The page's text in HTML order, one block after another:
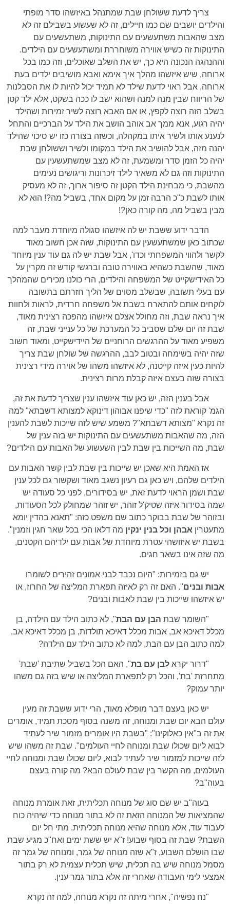
צריך לדעת ששולחן שבת שמתנהל באיזשהו סדר מופתי
והילדים יושבים שם כמו חיילים, זה לא שעשוע בשבילם זה לא
מצב שהאבות משתעשעים עם התינוקות, משתעשעים עם
התינוקות זה כשיש אווירה משוחררת ומשתעשעים עם הילדים.
וההנהגה הנכונה היא כך, יש את השלב שאוכלים, וזה כמו בכל
ארוחה, שיש איזשהו מהלך איך אימא ואבא מושיבים ילדים בעת
ארוחה, אבל ראוי לדעת שילד לא תמיד יכול להיות לו את הסבלנות
של הריווח שבין מנה למנה ושהוא ישב לו ככה בשקט, אלא ילד קטן
בשלב הזה רוצה לקפץ, או אם האבא רוצה לשיר זמירות ושהילד
יהיה רגוע, אנא ממך אב אוהב הושב את הילד על הברכיים והתחל
לנענע אותו ולשיר איתו במקהלה, וכשזה בצורה כזו יש סיכוי שהילד
יהנה מזה, אבל להושיב את הילד במקומו ולשיר וששולחן שבת
יהיה כל הזמן סדר ומשמעת, זה לא מצב שמשתעשעין עם
התינוקות וזה גם לא משאיר לילד זיכרונות וריגושים נעימים
מהשבת, כי מבחינת הילד הקטן זה סיפור ארוך, זה לא מעסיק
אותו לשבת כ"כ הרבה זמן על מקום אחד, בשביל מה?! הוא לא
מבין בשביל מה, מה קורה כאן?!
הדבר ידוע ששבת יש לה איזשהו סגולה מיוחדת מעבר למה
שכתוב כאן שמשתעשעין עם התינוקות, שזה אכן חשוב מאוד
לקשר ולהווי המשפחתי וכדו', אבל שבת יש לה גם עוד ענין מיוחד
מאוד, שהשבת כשהיא באווירה טובה וברגשי קודש זה מקרין על
כל האידישקייט של המשפחה והילדים, הרי כולנו מכירים שהמהלך
עם בעלי תשובה, שבשלב מסוים של הליך חזרתם בתשובה
לוקחים אותם להתארח בשבת אל משפחה חרדית, לראות ולחוות
איך נראה שבת, וזה מחולל אצלם איזשהו מהפכה רצינית מאוד,
שבת זה יום שלם שסביב כל המערכת של כל ענייני שבת, זה
משפיע מאוד על ההרגשים הרוחניים של היידישקייט, ומאוד חשוב
שזה יהיה בשימחה ובטוב לבב, ההרגשה של שולחן שבת צריך
להיות כעין איזה קייטנה, לא איזשהו משהו של אוירה מידי רצינית
בצורה שזה בעצם איזה קבלת מרות רצינית.
אבל בענין הזה, יש כאן עוד איזשהו ענין שצריך לדעת את זה,
הגמ' קוראת לזה "כדי שיפנו אבוהון דינוקא למצותא דשבתא" למה
זה נקרא "מצותא דשבתא"? משמע שיש לזה שייכות לשבת להענין
הזה, מה שהאבות משתעשעים עם התינוקות יש בזה ענין של
שבת, מה השייכות בין שבת לבין השעשוע של האבות עם הילדים?
אז האמת היא שאכן יש שייכות בין שבת לבין קשר האבות עם
הילדים שלהם, ויש כאן גם רעיון נשגב מאוד ושקשור גם לכל ענין
שבת ושמן הראוי לדעת זאת, יש בסידורים, לפני כל סעודה יש
שמה בסידור איזה שטיק'ל זוהר, יש זוהר שמחולק לכל הסעודות,
ובזוהר של שבת בבוקר כתוב שם משפט כזה: "תאנא בהדין יומא
מתעטרין אבהן וכל בנין ינקין מה דלאו הכי בכל שאר חגין וזמנין".
בשבת יש איזושהי עטרת מיוחדת של אבות עם ילדיהם הקטנים,
מה שזה אינו בשאר חגים.
יש גם בזמירות: "היום נכבד לבני אמונים זהירים לשומרו
אבות ובנים". האם זה רק לאיזה תפארת המליצה של החרוז, או
יש איזשהו שייכות בין שבת לאבות ובנים?
"השומר שבת הבן עם הבת", לא כתוב הילד עם הילדה, בן
מכלל דאיכא אב, אבות מכלל דאיכא תולדות, בן מכלל דאיכא אב,
למה כתוב הבן עם הבת, למה לא כתוב הילד עם הילדה?
"דרור יקראלבן עם בת", האם הכל בשביל שתיבת 'שבת'
מתחרזת 'בת', והכל רק לתפארת המליצה או שיש בזה גם משהו
יותר עמוק?
יש כאן בעצם דבר מופלא מאוד, הרי ידוע ששבת זה מעין
עולם הבא יום שבת ומנוחה, זה משנה בסוף מסכת תמיד, אומרים
את זה ב"אין כאלוקינו": "בשבת היו אומרים מזמור שיר לעתיד
לבוא ליום שכולו שבת ומנוחה לחיי העולמים". שבת זה משהו שיש
לזה שייכות למזמור שיר לעתיד לבוא, ליום שכולו שבת ומנוחה לחיי
העולמים, מה הקשר בין שבת לעולם הבא? מה קורה בעצם
בעוה"ב?
בעוה"ב יש שם סוג של מנוחה תכליתית, זאת אומרת מנוחה
שהמציאות של המנוחה הזאת זה לא בתור מנוחה כדי שיהיה כוח
לעבוד עוד, אלא מנוחה שהיא מנוחה תכליתית. מתי חל יום
השבת? שבת זה בסוף שבוע! ז"א יש ששת ימים ואח"כ מגיע שבת
שבו הושלם השבוע, ז"א שזה מנוחה של גמר, ומנוחה של גמר זה
מסמל מנוחה שיש בה תכלית, שיש תכלית עצמית לא רק בתור
אמצעי לימי העבודה שאחרי זה אלא בתור גמר ענין.
"נח נפשיה", אחרי מיתה זה נקרא מנוחה, למה זה נקרא